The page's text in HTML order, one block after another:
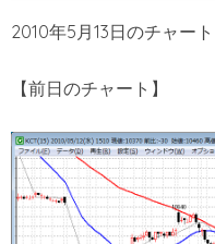
2010年5月13日のチャー
【前日のチャート】